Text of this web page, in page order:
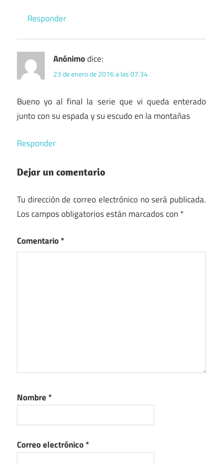
Responder
Anónimodice:
23 de enero de 2016 a las 07:34
Bueno yo al final la serie que vi queda enterado
junto con su espada y su escudo en la montañas
Responder
Dejar un comentario
Tu dirección de correo electrónico no será publicada.
Los campos obligatorios están marcados con *
Comentario*
Nombre *
Correo electrónico*